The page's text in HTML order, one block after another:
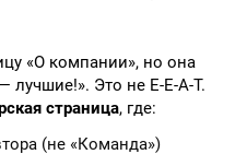
«О компании», но она
Это не E-E-A-T.
страница, где:
(не «Команда»)